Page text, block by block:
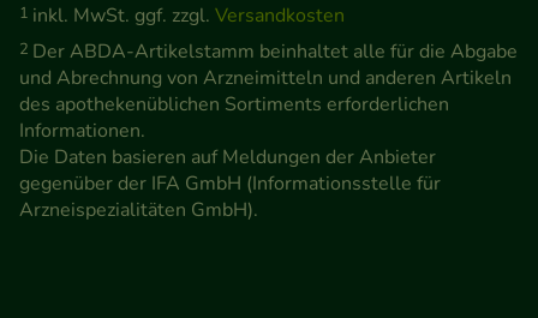
zu gestalten. Bitte beachten Sie, dass Daten hierfür
teilweise an Dritte wie z.B. Google oder soziale
Medien übertragen werden.
1 inkl. MwSt. ggf. zzgl. Versandkosten
2 Der ABDA-Artikelstamm beinhaltet alle für die Abgabe
und Abrechnung von Arzneimitteln und anderen Artikeln
des apothekenüblichen Sortiments erforderlichen
Informationen.
Die Daten basieren auf Meldungen der Anbieter
gegenüber der IFA GmbH (Informationsstelle für
Arzneispezialitäten GmbH).